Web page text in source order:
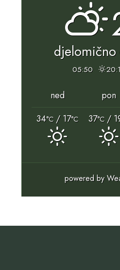
05:50
ned pon
34°C / 17°C 37°C/
powered by